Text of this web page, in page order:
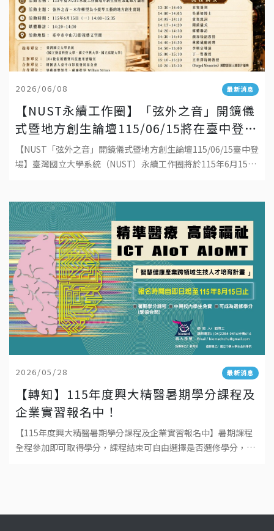
2026/06/08 最新消息
【NUST永續工作圈】「弦外之音」開鏡儀
式暨地方創生論壇115/06/15將在臺中登
場！
【NUST「弦外之音」開鏡儀式暨地方創生論壇115/06/15臺中登
場】臺灣國立大學系統（NUST）永續工作圈將於115年6月15日
2026/05/28 最新消息
【轉知】115年度興大精醫暑期學分課程及
企業實習報名中！
【115年度興大精醫暑期學分課程及企業實習報名中】暑期課程
全程參加即可取得學分，課程結束可自由選擇是否選修學分，成